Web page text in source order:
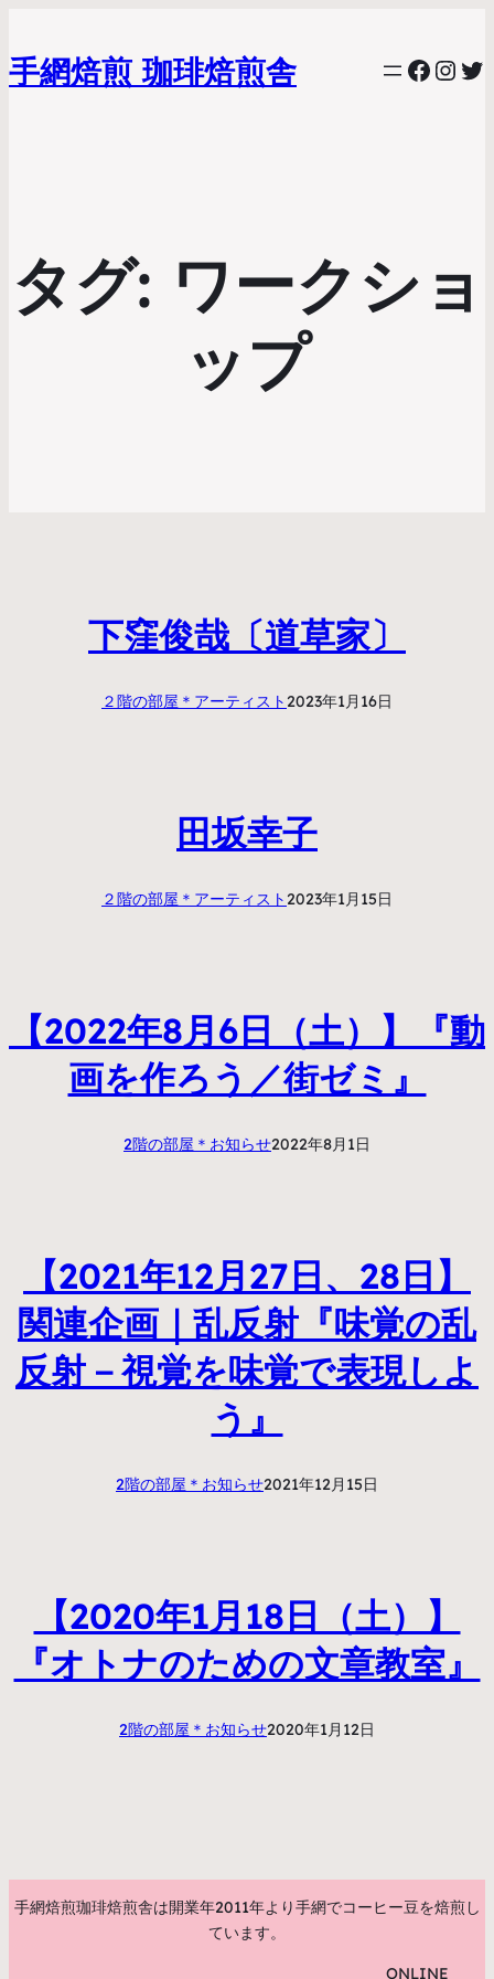
手網焙煎 珈琲焙煎舎
タグ: ワークショ
ップ
下窪俊哉〔道草家〕
２階の部屋＊アーティスト 2023年1月16日
田坂幸子
２階の部屋＊アーティスト 2023年1月15日
【2022年8月6日（土）】『動
画を作ろう／街ゼミ』
2階の部屋＊お知らせ2022年8月1日
【2021年12月27日、28日】
関連企画｜乱反射『味覚の乱
反射－視覚を味覚で表現しよ
う』
2階の部屋＊お知らせ2021年12月15日
【2020年1月18日（土）】
『オトナのための文章教室』
2階の部屋＊お知らせ2020年1月12日
手網焙煎珈琲焙煎舎は開業年2011年より手網でコーヒー豆を焙煎し
ています。
ONLINE